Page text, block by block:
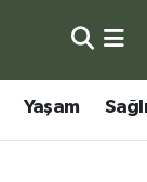
Yaşam